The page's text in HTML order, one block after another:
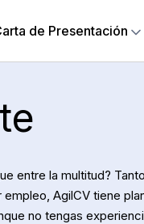
de Presentación
entre la multitud?
AgilCV tiene
no tengas